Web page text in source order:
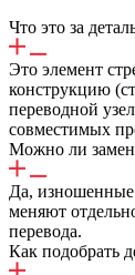
Что это за
Это элемент
конструкцию
переводной
совместимых
Можно ли
Да, изношенные
меняют
перевода.
Как подобрать